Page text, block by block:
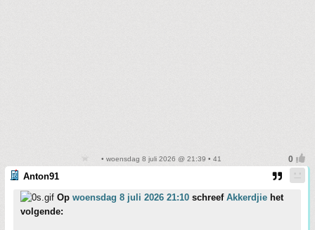
• woensdag 8 juli 2026 @ 21:39 • 41
Anton91
Op woensdag 8 juli 2026 21:10 schreef Akkerdjie het
volgende: